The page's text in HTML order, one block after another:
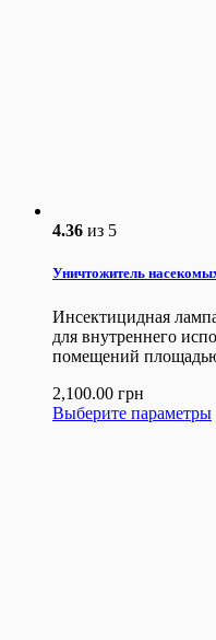
4.36 из 5
Уничтожитель
Инсектицидная
для внутреннего
помещений
2,100.00 грн
Выберите параметры